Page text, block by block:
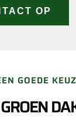
OP
GOEDE